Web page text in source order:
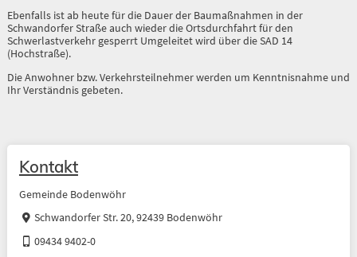
Ebenfalls ist ab heute für die Dauer der Baumaßnahmen in der
Schwandorfer Straße auch wieder die Ortsdurchfahrt für den
Schwerlastverkehr gesperrt Umgeleitet wird über die SAD 14
(Hochstraße).
Die Anwohner bzw. Verkehrsteilnehmer werden um Kenntnisnahme und
Ihr Verständnis gebeten.
Kontakt
Gemeinde Bodenwöhr
Schwandorfer Str. 20, 92439 Bodenwöhr
09434 9402-0